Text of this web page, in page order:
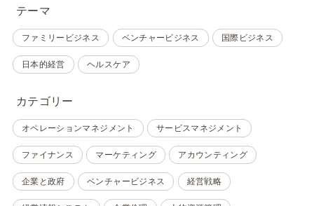
テーマ
ファミリービジネス ベンチャービジネス 国際ビジネス
日本的経営 ヘルスケア
カテゴリー
オペレーションマネジメント サービスマネジメント
ファイナンス マーケティング アカウンティング
企業と政府 ベンチャービジネス 経営戦略